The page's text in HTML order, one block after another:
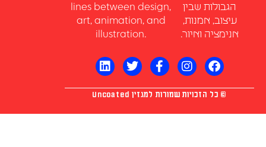
הגבולות שבין
עיצוב, אמנות,
אנימציה ואיור.
lines between design,
art, animation, and
illustration.
© כל הזכויות שמורות למגזין Uncoated